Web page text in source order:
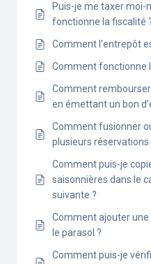
Puis-je me taxer moi-
fonctionne la fiscalité
Comment l’entrepôt
Comment fonctionne
Comment
en émettant un bon
Comment fusionner
plusieurs réservations
Comment puis-je
saisonnières dans le
suivante ?
Comment ajouter
le parasol ?
Comment puis-je